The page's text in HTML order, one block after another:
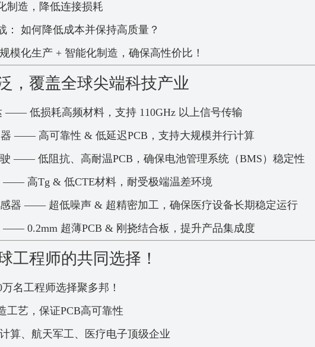
制造，降低连接损耗
： 如何降低成本并保持高质量？
模化生产 + 智能化制造，确保高性价比！
，覆盖全球尖端科技产业
—— 低损耗高频材料，支持 110GHz 以上信号传输
—— 高可靠性 & 低延迟PCB，支持大规模并行计算
—— 低阻抗、高耐温PCB，确保电池管理系统（BMS）稳定性
—— 高Tg & 低CTE材料，耐受极端温差环境
器 —— 超低噪声 & 超精密加工，确保医疗设备长期稳定运行
0.2mm 超薄PCB & 刚挠结合板，提升产品集成度
工程师的共同选择！
名工程师选择聚多邦！
工艺，保证PCB高可靠性
算、航天军工、医疗电子顶级企业